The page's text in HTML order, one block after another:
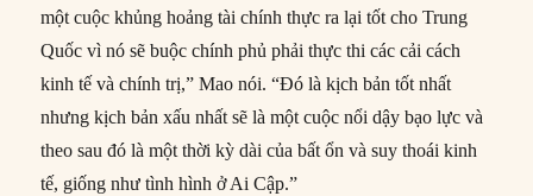
một cuộc khủng hoảng tài chính thực ra lại tốt cho Trung
Quốc vì nó sẽ buộc chính phủ phải thực thi các cải cách
kinh tế và chính trị,” Mao nói. “Đó là kịch bản tốt nhất
nhưng kịch bản xấu nhất sẽ là một cuộc nổi dậy bạo lực và
theo sau đó là một thời kỳ dài của bất ổn và suy thoái kinh
tế, giống như tình hình ở Ai Cập.”